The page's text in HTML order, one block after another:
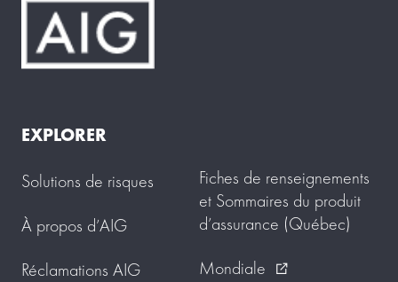
EXPLORER
Solutions de risques
À propos d’AIG
Réclamations AIG
Fiches de renseignements
et Sommaires du produit
d’assurance (Québec)
Mondiale
external_link